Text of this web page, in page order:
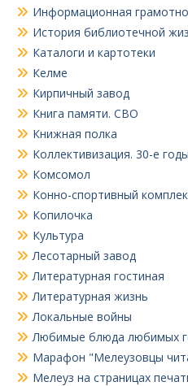
Информационная
История библиотечной
Каталоги и картотеки
Келме
Кирпичный завод
Книга памяти. СВО
Книжная полка
Коллективизация. 30-е годы
Комсомол
Конно-спортивный
Копилочка
Культура
Лесотарный завод
Литературная гостиная
Литературная жизнь
Локальные войны
Любимые блюда любимых
Марафон "Мелеузовцы
Мелеуз на страницах